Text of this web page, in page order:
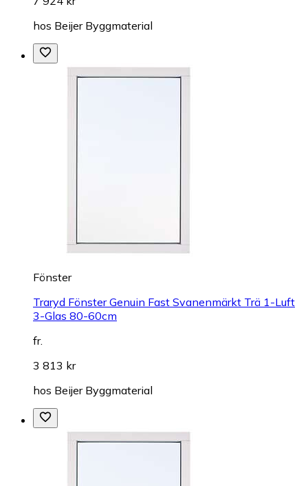
hos Beijer Byggmaterial
Fönster
Traryd Fönster Genuin Fast Svanenmärkt Trä 1-Luft
3-Glas 80-60cm
fr.
3 813 kr
hos Beijer Byggmaterial